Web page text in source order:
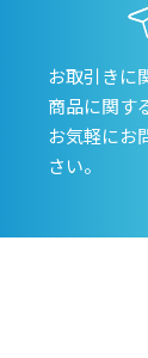
お取引きに
商品に関す
お気軽にお
さい。